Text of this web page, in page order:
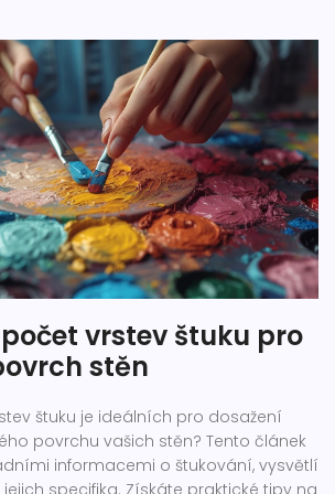
vrstev štuku pro
stěn
štuku je ideálních pro dosažení
povrchu vašich stěn? Tento článek
informacemi o štukování, vysvětlí